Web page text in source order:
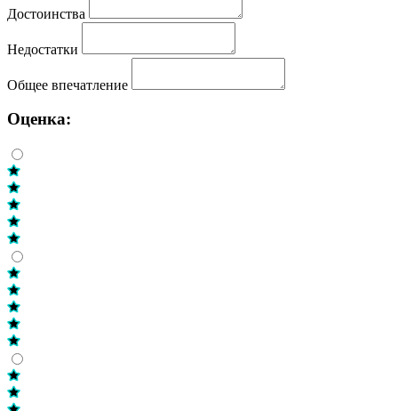
Достоинства
Недостатки
Общее впечатление
Оценка: